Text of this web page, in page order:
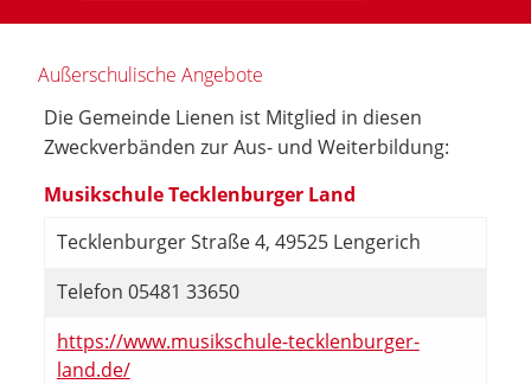
Außerschulische Angebote
Die Gemeinde Lienen ist Mitglied in diesen
Zweckverbänden zur Aus- und Weiterbildung:
Musikschule Tecklenburger Land
Tecklenburger Straße 4, 49525 Lengerich
Telefon 05481 33650
https://www.musikschule-tecklenburger-
land.de/